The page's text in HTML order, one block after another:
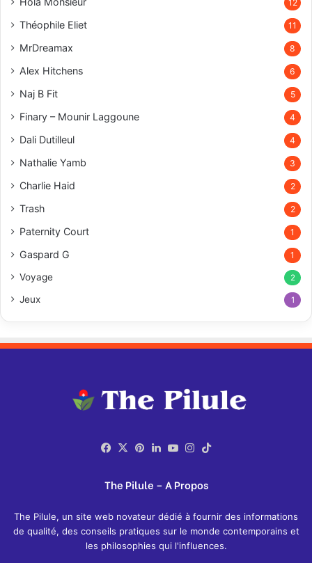
12
Théophile Eliet 11
MrDreamax 8
Alex Hitchens 6
Naj B Fit 5
Finary – Mounir Laggoune 4
Dali Dutilleul 4
Nathalie Yamb 3
Charlie Haid 2
Trash 2
Paternity Court 1
Gaspard G 1
Voyage 2
Jeux 1
Facebook
X Pinterest
Linkedin
YouTubeInstagram
The Pilule – A Propos
The Pilule, un site web novateur dédié à fournir des informations
de qualité, des conseils pratiques sur le monde contemporains et
les philosophies qui l'influences.